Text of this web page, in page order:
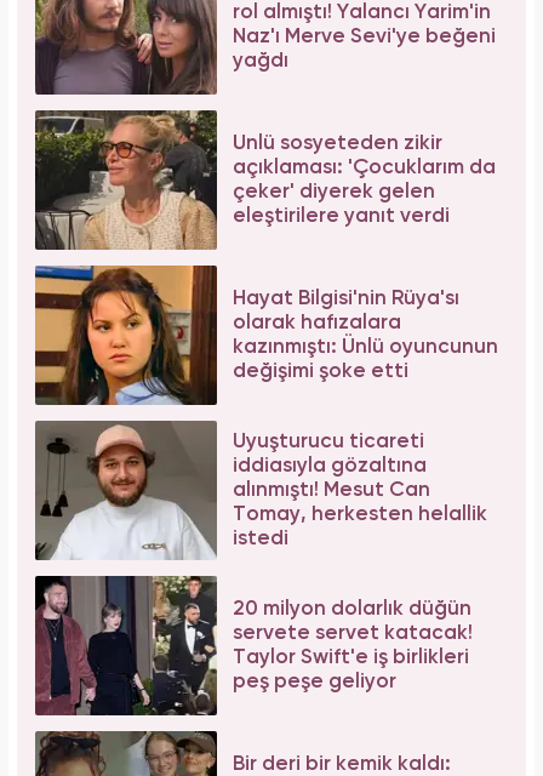
rol almıştı! Yalancı Yarim'in
Naz'ı Merve Sevi'ye beğeni
yağdı
Ünlü sosyeteden zikir
açıklaması: 'Çocuklarım da
çeker' diyerek gelen
eleştirilere yanıt verdi
Hayat Bilgisi'nin Rüya'sı
olarak hafızalara
kazınmıştı: Ünlü oyuncunun
değişimi şoke etti
Uyuşturucu ticareti
iddiasıyla gözaltına
alınmıştı! Mesut Can
Tomay, herkesten helallik
istedi
20 milyon dolarlık düğün
servete servet katacak!
Taylor Swift'e iş birlikleri
peş peşe geliyor
Bir deri bir kemik kaldı: